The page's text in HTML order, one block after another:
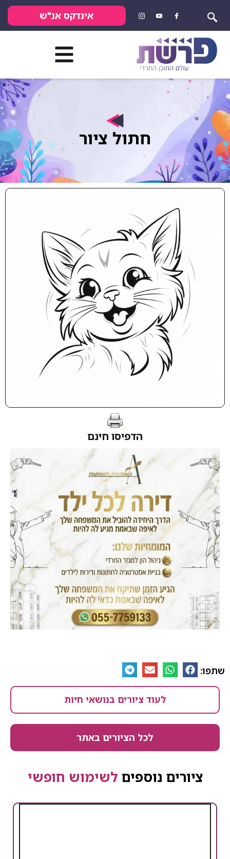
אינדקס אנ"ש
חתול ציור
הדפיסו חינם
שתפו:
לעוד ציורים בנושאי חיות
לכל הציורים באתר
ציורים נוספים לשימוש חופשי